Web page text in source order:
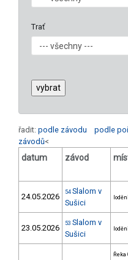
Trať
řadit: podle závodu podle
závodů<
datum závod
24.05.2026 54 Slalom v
Sušici
23.05.2026 53 Slalom v
Sušici
Řeka